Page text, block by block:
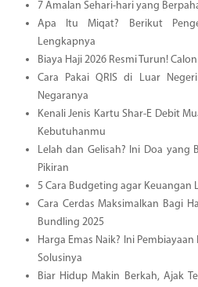
7 Amalan Sehari-hari yang
Apa Itu Miqat? Berikut
Lengkapnya
Biaya Haji 2026 Resmi Turun!
Cara Pakai QRIS di Luar
Negaranya
Kenali Jenis Kartu Shar-E Debit
Kebutuhanmu
Lelah dan Gelisah? Ini Doa yang
Pikiran
5 Cara Budgeting agar Keuangan
Cara Cerdas Maksimalkan Bagi
Bundling 2025
Harga Emas Naik? Ini
Solusinya
Biar Hidup Makin Berkah, Ajak